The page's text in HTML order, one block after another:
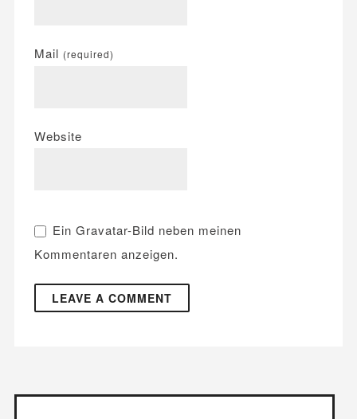
Mail (required)
Website
Ein Gravatar-Bild neben meinen
Kommentaren anzeigen.